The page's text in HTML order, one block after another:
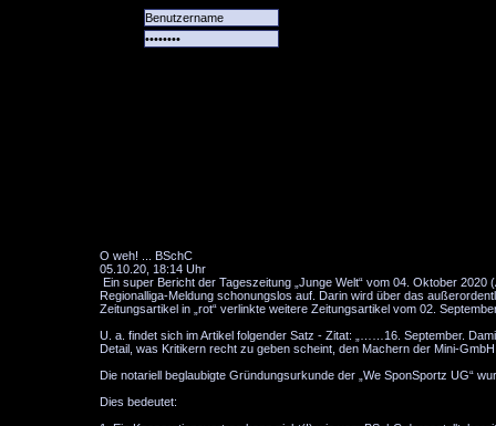
O weh! ... BSchC
05.10.20, 18:14 Uhr
Ein super Bericht der Tageszeitung „Junge Welt“ vom 04. Oktober
Regionalliga-Meldung schonungslos auf. Darin wird über das
Zeitungsartikel in „rot“ verlinkte weitere Zeitungsartikel vom 02.
U. a. findet sich im Artikel folgender Satz - Zitat: „……16. September.
Detail, was Kritikern recht zu geben scheint, den Machern der Mini-
Die notariell beglaubigte Gründungsurkunde der „We SponSportz UG“
Dies bedeutet: